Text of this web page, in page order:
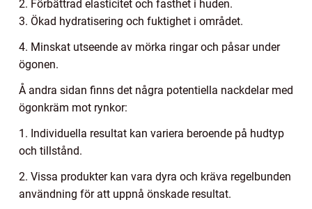
2. Förbättrad elasticitet och fasthet i huden.
3. Ökad hydratisering och fuktighet i området.
4. Minskat utseende av mörka ringar och påsar under
ögonen.
Å andra sidan finns det några potentiella nackdelar med
ögonkräm mot rynkor:
1. Individuella resultat kan variera beroende på hudtyp
och tillstånd.
2. Vissa produkter kan vara dyra och kräva regelbunden
användning för att uppnå önskade resultat.